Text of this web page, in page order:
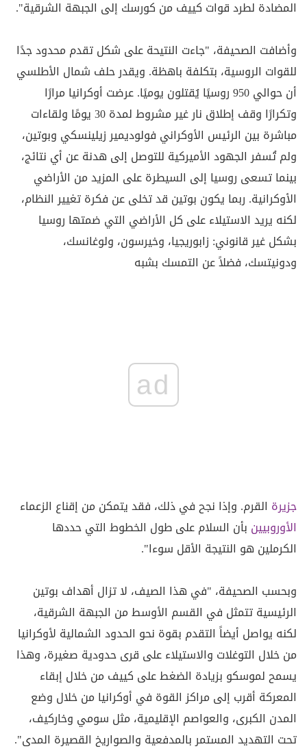
المضادة لطرد قوات كييف من كورسك إلى الجبهة الشرقية".
وأضافت الصحيفة، "جاءت النتيحة على شكل تقدم محدود جدًا
للقوات الروسية، بتكلفة باهظة. ويقدر حلف شمال الأطلسي
أن حوالي 950 روسيًا يُقتلون يوميًا. عرضت أوكرانيا مرارًا
وتكرارًا وقف إطلاق نار غير مشروط لمدة 30 يومًا ولقاءات
مباشرة بين الرئيس الأوكراني فولوديمير زيلينسكي وبوتين،
ولم تُسفر الجهود الأميركية للتوصل إلى هدنة عن أي نتائج،
بينما تسعى روسيا إلى السيطرة على المزيد من الأراضي
الأوكرانية. ربما يكون بوتين قد تخلى عن فكرة تغيير النظام،
لكنه يريد الاستيلاء على كل الأراضي التي ضمتها روسيا
بشكل غير قانوني: زابوريجيا، وخيرسون، ولوغانسك،
ودونيتسك، فضلاً عن التمسك بشبه
ad
جزيرة القرم. وإذا نجح في ذلك، فقد يتمكن من إقناع الزعماء
الأوروبيين بأن السلام على طول الخطوط التي حددها
الكرملين هو النتيجة الأقل سوءا".
وبحسب الصحيفة، "في هذا الصيف، لا تزال أهداف بوتين
الرئيسية تتمثل في القسم الأوسط من الجبهة الشرقية،
لكنه يواصل أيضاً التقدم بقوة نحو الحدود الشمالية لأوكرانيا
من خلال التوغلات والاستيلاء على قرى حدودية صغيرة، وهذا
يسمح لموسكو بزيادة الضغط على كييف من خلال إبقاء
المعركة أقرب إلى مراكز القوة في أوكرانيا من خلال وضع
المدن الكبرى، والعواصم الإقليمية، مثل سومي وخاركيف،
تحت التهديد المستمر بالمدفعية والصواريخ القصيرة المدى".